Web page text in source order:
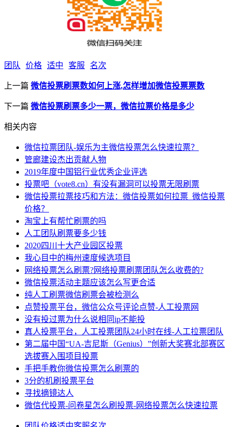
团队 价格 适中 客服 名次
上一篇 微信投票刷票数如何上涨,怎样增加微信投票票数
下一篇 微信投票刷票多少一票，微信拉票价格是多少
相关内容
微信拉票团队-娱乐为主微信投票怎么快速拉票？
管廊建设杰出贡献人物
2019年度中国铝行业优秀企业评选
投票吧（vote8.cn）有没有漏洞可以投票无限刷票
微信投票拉票技巧和方法：微信投票如何拉票_微信投票
价格？
淘宝上有帮忙刷票的吗
人工团队刷票要多少钱
2020四川十大产业园区投票
我心目中的梅州速度候选项目
网络投票怎么刷票?网络投票刷票团队怎么收费的?
微信投票活动主题应该怎么写更合适
纯人工刷票微信刷票会被检测么
点赞投票平台，微信公众号评论点赞-人工投票网
没有投过票为什么说相同ip不能投
真人投票平台，人工投票团队24小时在线-人工拉票团队
第二届中国“UA-吉尼斯（Genius）”创新大奖赛北部赛区
选拔赛入围项目投票
手把手教你微信投票怎么刷票的
3分的机刷投票平台
寻找摘镜达人
微信代投票-问卷星怎么刷投票-网络投票怎么快速拉票